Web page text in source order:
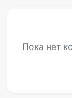
Пока нет